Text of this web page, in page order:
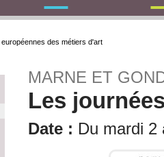
des métiers d'art
MARNE ET
Les
Date : Du mardi 2